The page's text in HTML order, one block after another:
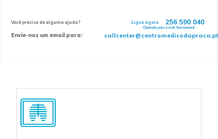
Ligue agora.
Você precisa de alguma ajuda? 256 590 040
Envie-nos um email para: callcenter@centromedicodapraca.pt
Chamada para a rede fixa nacional